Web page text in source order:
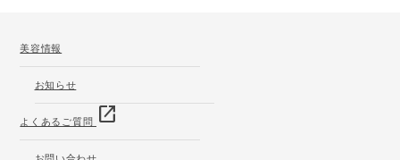
美容情報
お知らせ
よくあるご質問 open_in_new